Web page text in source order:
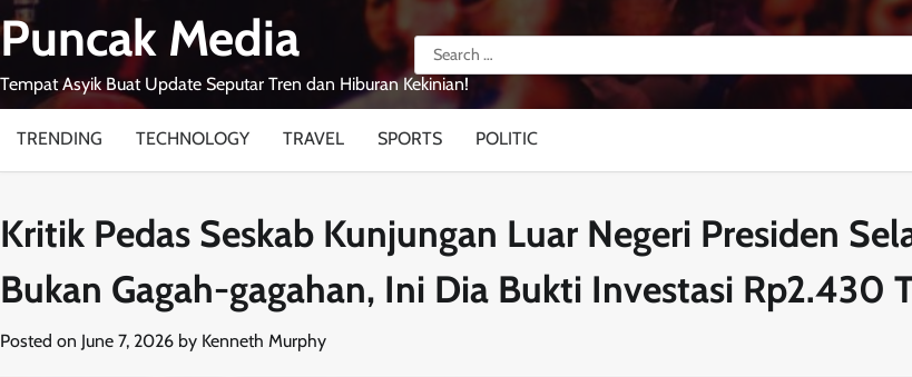
Skip
to
Puncak Media
Tempat Asyik Buat Update Seputar Tren dan Hiburan Kekinian!
Search
for:
TRENDING TECHNOLOGY TRAVEL SPORTS POLITIC
Kritik Pedas Seskab Kunjungan Luar Negeri Presiden
Bukan Gagah-gagahan, Ini Dia Bukti Investasi Rp2.430
Posted on June 7, 2026 by Kenneth Murphy